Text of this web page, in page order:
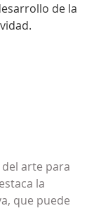
de la
arte para
la
que puede